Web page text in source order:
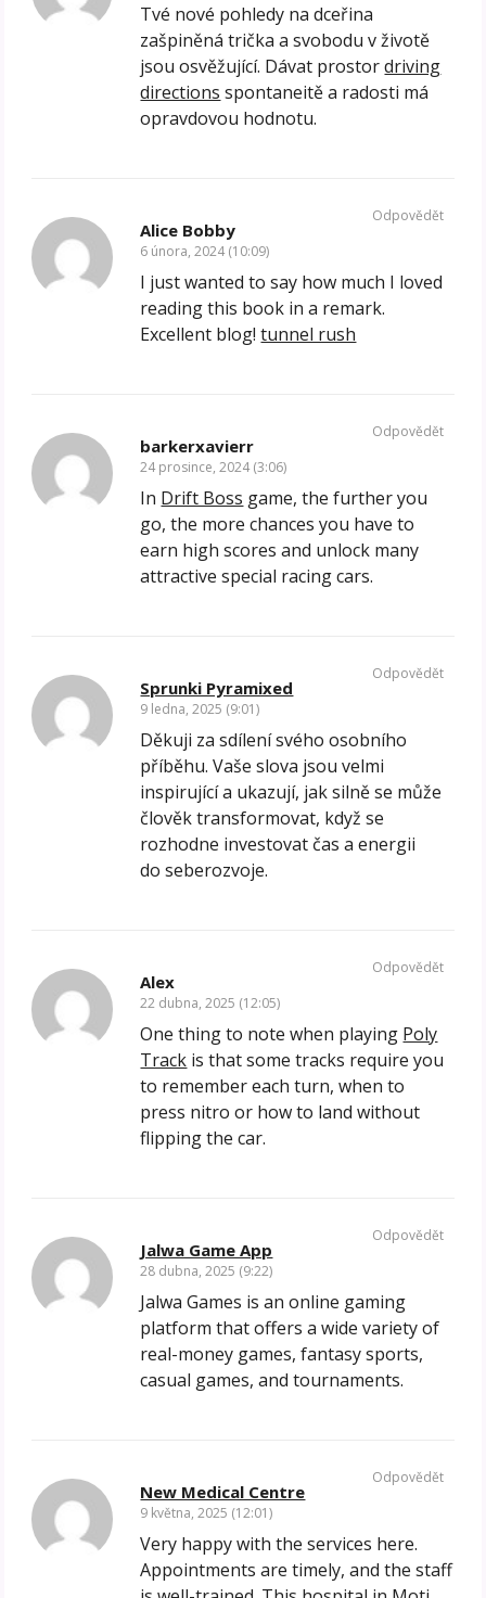
Tvé nové pohledy na dceřina
zašpiněná trička a svobodu v životě
jsou osvěžující. Dávat prostordriving
directions spontaneitě a radosti má
opravdovou hodnotu.
Alice Bobby
6 února, 2024 (10:09)
I just wanted to say how much I loved
reading this book in a remark.
Excellent blog!tunnel rush
Odpovědět
barkerxavierr
24 prosince, 2024 (3:06)
In Drift Boss game, the further you
go, the more chances you have to
earn high scores and unlock many
attractive special racing cars.
Odpovědět
Sprunki Pyramixed
9 ledna, 2025 (9:01)
Děkuji za sdílení svého osobního
příběhu. Vaše slova jsou velmi
inspirující a ukazují, jak silně se může
člověk transformovat, když se
rozhodne investovat čas a energii
do seberozvoje.
Odpovědět
Alex
22 dubna, 2025 (12:05)
One thing to note when playing Poly
Track is that some tracks require you
to remember each turn, when to
press nitro or how to land without
flipping the car.
Odpovědět
Jalwa Game App
28 dubna, 2025 (9:22)
Jalwa Games is an online gaming
platform that offers a wide variety of
real-money games, fantasy sports,
casual games, and tournaments.
Odpovědět
New Medical Centre
9 května, 2025 (12:01)
Very happy with the services here.
Appointments are timely, and the staff
Odpovědět